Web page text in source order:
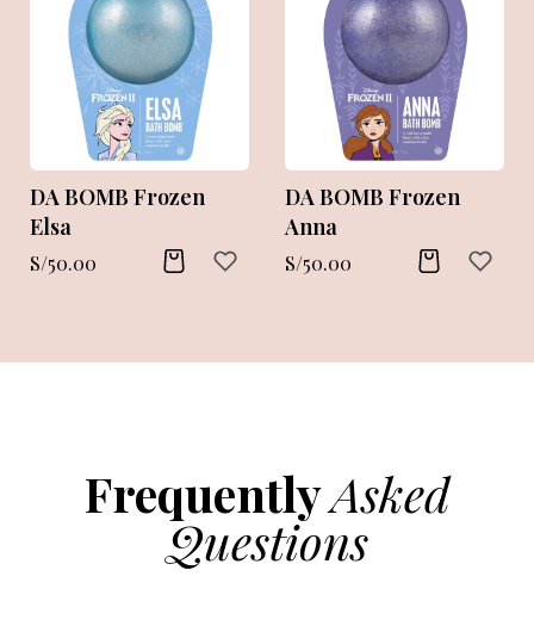
DA BOMB Frozen
Elsa
S/50.00
DA BOMB Frozen
Anna
S/50.00
FrequentlyAsked
Questions